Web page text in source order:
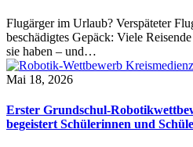
Flugärger im Urlaub? Verspäteter
beschädigtes Gepäck: Viele
sie haben – und…
Mai 18, 2026
Erster Grundschul-
begeistert Schülerinnen und